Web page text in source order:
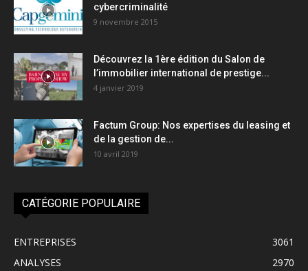
cybercriminalité
9 novembre 2015
Découvrez la 1ère édition du Salon de
l’immobilier international de prestige...
4 janvier 2019
Factum Group: Nos expertises du leasing et
de la gestion de...
10 avril 2019
CATÉGORIE POPULAIRE
ENTREPRISES
3061
ANALYSES
2970